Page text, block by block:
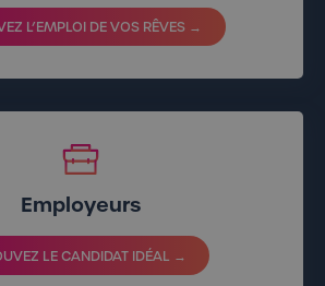
L’EMPLOI DE VOS RÊVES →
Employeurs
LE CANDIDAT IDÉAL →